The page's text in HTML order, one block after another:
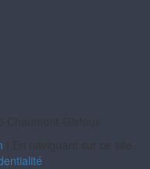
Chaumont-Gistoux
| En naviguant sur ce site,